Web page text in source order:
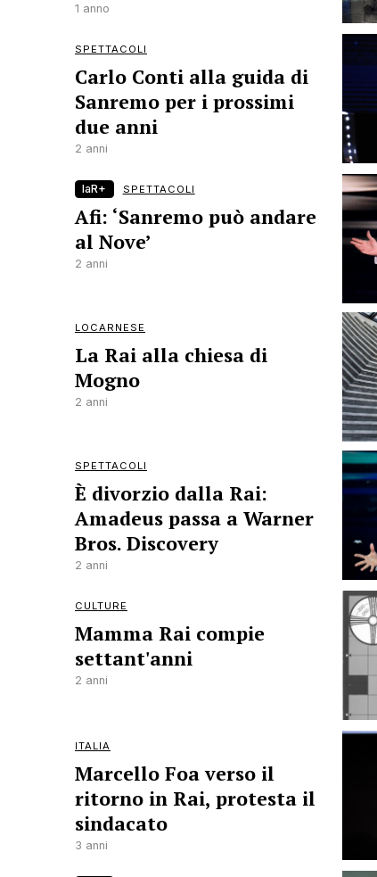
1 anno
SPETTACOLI
Carlo Conti alla guida di
Sanremo per i prossimi
due anni
2 anni
laR+ SPETTACOLI
Afi: ‘Sanremo può andare
al Nove’
2 anni
LOCARNESE
La Rai alla chiesa di
Mogno
2 anni
SPETTACOLI
È divorzio dalla Rai:
Amadeus passa a Warner
Bros. Discovery
2 anni
CULTURE
Mamma Rai compie
settant'anni
2 anni
ITALIA
Marcello Foa verso il
ritorno in Rai, protesta il
sindacato
3 anni